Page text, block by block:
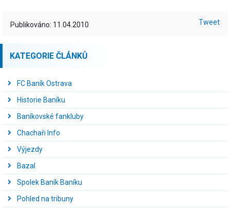
Publikováno: 11.04.2010 Tweet
KATEGORIE ČLÁNKŮ
FC Baník Ostrava
Historie Baníku
Baníkovské fankluby
Chachaři Info
Výjezdy
Bazal
Spolek Baník Baníku
Pohled na tribuny